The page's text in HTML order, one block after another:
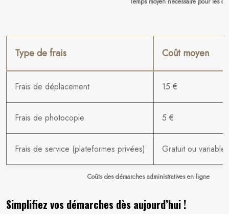
Coûts des démarches administratives en ligne
Type de frais Coût moyen
Frais de déplacement 15 €
Frais de photocopie 5 €
Frais de service (plateformes privées) Gratuit ou
Simplifiez vos démarches dès aujourd’hui !